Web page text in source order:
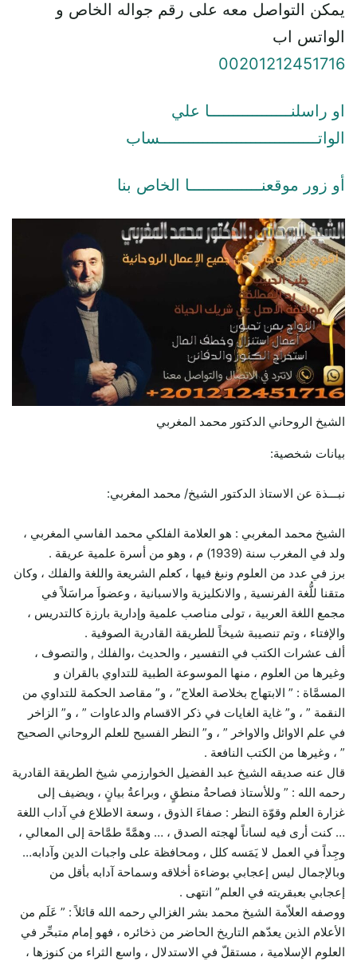
يمكن التواصل معه على رقم جواله الخاص و
الواتس اب
00201212451716
او راسلنـــــــــــــــــا علي
الواتـــــــــــــــــــــــــــــــــساب
أو زور موقعنـــــــــــــــا الخاص بنا
الشيخ الروحاني الدكتور محمد المغربي
بيانات شخصية:
نبـــذة عن الاستاذ الدكتور الشيخ/ محمد المغربي:
الشيخ محمد المغربي : هو العلامة الفلكي محمد الفاسي المغربي ،
ولد في المغرب سنة (1939) م ، وهو من أسرة علمية عريقة .
برز في عدد من العلوم ونبغ فيها ، كعلم الشريعة واللغة والفلك ، وكان
متقنا للُّغة الفرنسية , والانكليزية والاسبانية ، وعضواَ مراسَلاً في
مجمع اللغة العربية ، تولى مناصب علمية وإدارية بارزة كالتدريس ،
والإفتاء ، وتم تنصيبة شيخاً للطريقة القادرية الصوفية .
ألف عشرات الكتب في التفسير ، والحديث ،والفلك , والتصوف ،
وغيرها من العلوم ، منها الموسوعة الطبية للتداوي بالقران و
المسمَّاة : ” الابتهاج بخلاصة العلاج” ، و” مقاصد الحكمة للتداوي من
النقمة ” ، و” غاية الغايات في ذكر الاقسام والدعاوات ” ، و” الزاخر
في علم الاوائل والاواخر ” ، و” النظر الفسيح للعلم الروحاني الصحيح
” ، وغيرها من الكتب النافعة .
قال عنه صديقه الشيخ عبد الفضيل الخوارزمي شيخ الطريقة القادرية
رحمه الله : ” وللأستاذ فصاحةُ منطقٍ ، وبراعةُ بيانٍ ، ويضيف إلى
غزارة العلم وقوّة النظر : صفاءَ الذوق ، وسعة الاطلاع في آداب اللغة
… كنت أرى فيه لساناً لهجته الصدق ، … وهمَّةً طمَّاحة إلى المعالي ،
وجِداً في العمل لا يَمَسه كلل ، ومحافظة على واجبات الدين وآدابه…
وبالإجمال ليس إعجابي بوضاءة أخلاقه وسماحة آدابه بأقل من
إعجابي بعبقريته في العلم” انتهى .
ووصفه العلاّمة الشيخ محمد بشر الغزالي رحمه الله قائلاً : ” عَلَم من
الأعلام الذين يعدّهم التاريخ الحاضر من ذخائره ، فهو إمام متبحِّر في
العلوم الإسلامية ، مستقلّ في الاستدلال ، واسع الثراء من كنوزها ،